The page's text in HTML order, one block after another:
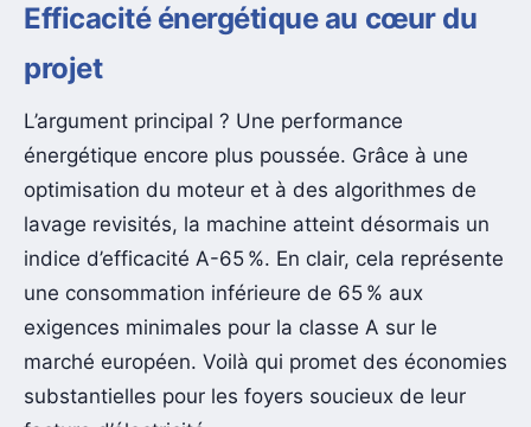
Efficacité énergétique au cœur du
projet
L’argument principal ? Une performance
énergétique encore plus poussée. Grâce à une
optimisation du moteur et à des algorithmes de
lavage revisités, la machine atteint désormais un
indice d’efficacité A-65 %. En clair, cela représente
une consommation inférieure de 65 % aux
exigences minimales pour la classe A sur le
marché européen. Voilà qui promet des économies
substantielles pour les foyers soucieux de leur